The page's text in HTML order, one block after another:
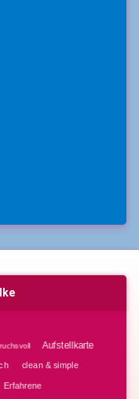
Aufstellkarte
clean & simple
Erfahrene